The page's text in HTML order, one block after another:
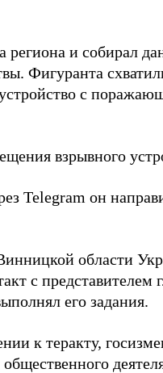
региона и собирал
Фигуранта
устройство с
взрывного
Telegram он
области
с представителем
его задания.
к теракту,